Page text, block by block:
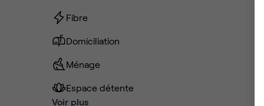
Fibre
Domiciliation
Ménage
Espace détente
Voir plus